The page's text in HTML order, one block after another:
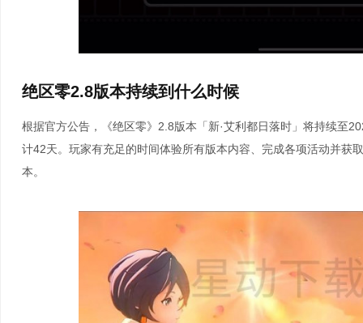
绝区零2.8版本持续到什么时候
根据官方公告，《绝区零》2.8版本「新·艾利都日落时」将持续至
计42天。玩家有充足的时间体验所有版本内容、完成各项活动并获
本。